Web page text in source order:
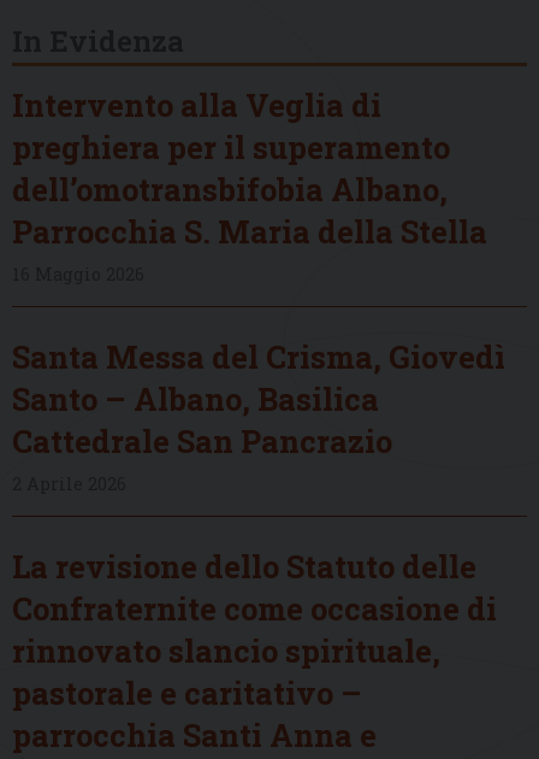
Intervento alla Veglia di
preghiera per il superamento
dell’omotransbifobia Albano,
Parrocchia S. Maria della Stella
Santa Messa del Crisma, Giovedì
Santo – Albano, Basilica
Cattedrale San Pancrazio
La revisione dello Statuto delle
Confraternite come occasione di
rinnovato slancio spirituale,
pastorale e caritativo –
parrocchia Santi Anna e